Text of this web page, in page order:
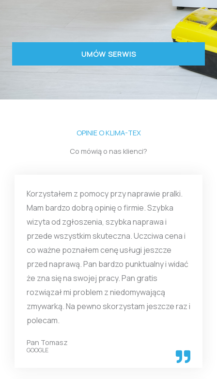
UMÓW SERWIS
OPINIE O KLIMA-TEX
Co mówią o nas klienci?
Korzystałem z pomocy przy naprawie pralki.
Mam bardzo dobrą opinię o firmie. Szybka
wizyta od zgłoszenia, szybka naprawa i
przede wszystkim skuteczna. Uczciwa cena i
co ważne poznałem cenę usługi jeszcze
przed naprawą. Pan bardzo punktualny i widać
że zna się na swojej pracy. Pan gratis
rozwiązał mi problem z niedomywającą
zmywarką. Na pewno skorzystam jeszcze raz i
polecam.
Pan Tomasz
GOOGLE